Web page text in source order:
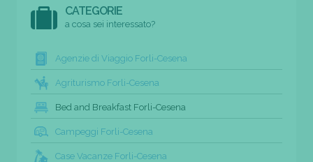
CATEGORIE
a cosa sei interessato?
Agenzie di Viaggio Forli-Cesena
Agriturismo Forli-Cesena
Bed and Breakfast Forli-Cesena
Campeggi Forli-Cesena
Case Vacanze Forli-Cesena